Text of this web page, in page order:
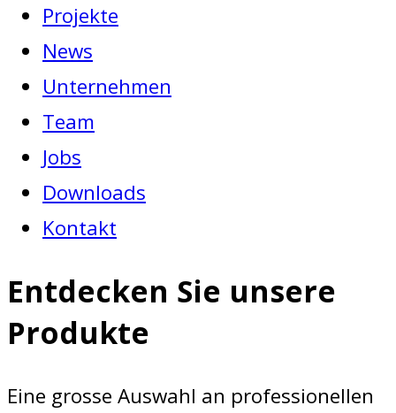
Projekte
News
Unternehmen
Team
Jobs
Downloads
Kontakt
Entdecken Sie unsere
Produkte
Eine grosse Auswahl an professionellen